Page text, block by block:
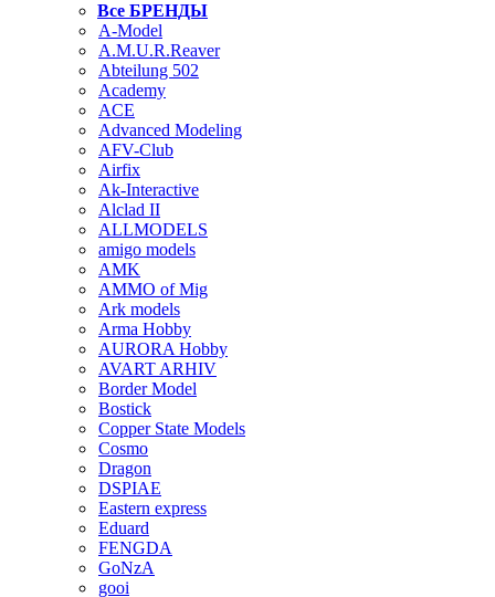
Все БРЕНДЫ
A-Model
A.M.U.R.Reaver
Abteilung 502
Academy
ACE
Advanced Modeling
AFV-Club
Airfix
Ak-Interactive
Alclad II
ALLMODELS
amigo models
AMK
AMMO of Mig
Ark models
Arma Hobby
AURORA Hobby
AVART ARHIV
Border Model
Bostick
Copper State Models
Cosmo
Dragon
DSPIAE
Eastern express
Eduard
FENGDA
GoNzA
gooi